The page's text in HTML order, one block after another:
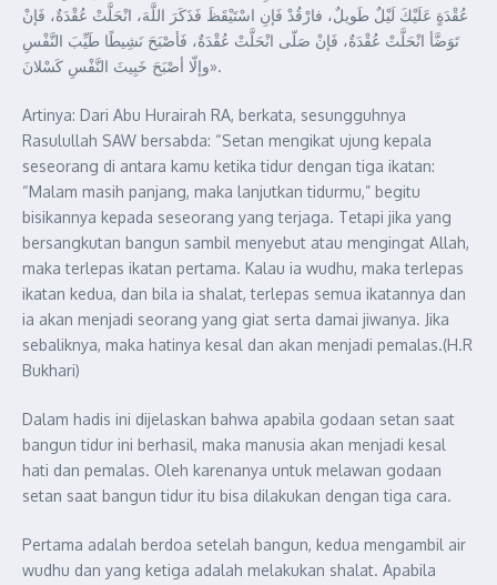
عُقْدَةٍ عَلَيْكَ لَيْلٌ طَويلٌ، فارْقُدْ فَإنِ اسْتَيْقَظَ فَذَكَرَ اللَّهَ، انْحَلَّتْ عُقْدَةٌ، فَإنْ
تَوَضَّأ انْحَلَّتْ عُقْدَةٌ، فَإنْ صَلّى انْحَلَّتْ عُقْدَةٌ، فَأصْبَحَ نَشِيطًا طَيِّبَ النَّفْسِ
وإلّا أصْبَحَ خَبِيثَ النَّفْسِ كَسْلانَ».
Artinya: Dari Abu Hurairah RA, berkata, sesungguhnya
Rasulullah SAW bersabda: “Setan mengikat ujung kepala
seseorang di antara kamu ketika tidur dengan tiga ikatan:
“Malam masih panjang, maka lanjutkan tidurmu,” begitu
bisikannya kepada seseorang yang terjaga. Tetapi jika yang
bersangkutan bangun sambil menyebut atau mengingat Allah,
maka terlepas ikatan pertama. Kalau ia wudhu, maka terlepas
ikatan kedua, dan bila ia shalat, terlepas semua ikatannya dan
ia akan menjadi seorang yang giat serta damai jiwanya. Jika
sebaliknya, maka hatinya kesal dan akan menjadi pemalas.(H.R
Bukhari)
Dalam hadis ini dijelaskan bahwa apabila godaan setan saat
bangun tidur ini berhasil, maka manusia akan menjadi kesal
hati dan pemalas. Oleh karenanya untuk melawan godaan
setan saat bangun tidur itu bisa dilakukan dengan tiga cara.
Pertama adalah berdoa setelah bangun, kedua mengambil air
wudhu dan yang ketiga adalah melakukan shalat. Apabila